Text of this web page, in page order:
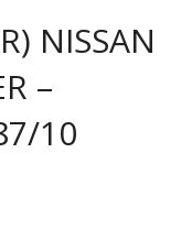
NISSAN
–
10